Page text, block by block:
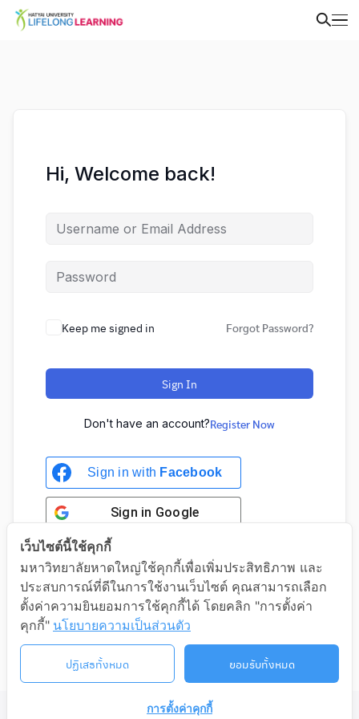
Hi, Welcome back!
Keep me signed in Forgot Password?
Sign In
Don't have an account?Register Now
Sign in with Facebook
Sign in Google
Sign in with Google
©2026 LIFELONG.HU.AC.TH. ALL RIGHTS RESERVED.
เว็บไซต์นี้ใช้คุกกี้
มหาวิทยาลัยหาดใหญ่ใช้คุกกี้เพื่อเพิ่มประสิทธิภาพ และ
ประสบการณ์ที่ดีในการใช้งานเว็บไซต์ คุณสามารถเลือก
ตั้งค่าความยินยอมการใช้คุกกี้ได้ โดยคลิก "การตั้งค่า
คุกกี้" นโยบายความเป็นส่วนตัว
ปฏิเสธทั้งหมด ยอมรับทั้งหมด
การตั้งค่าคุกกี้